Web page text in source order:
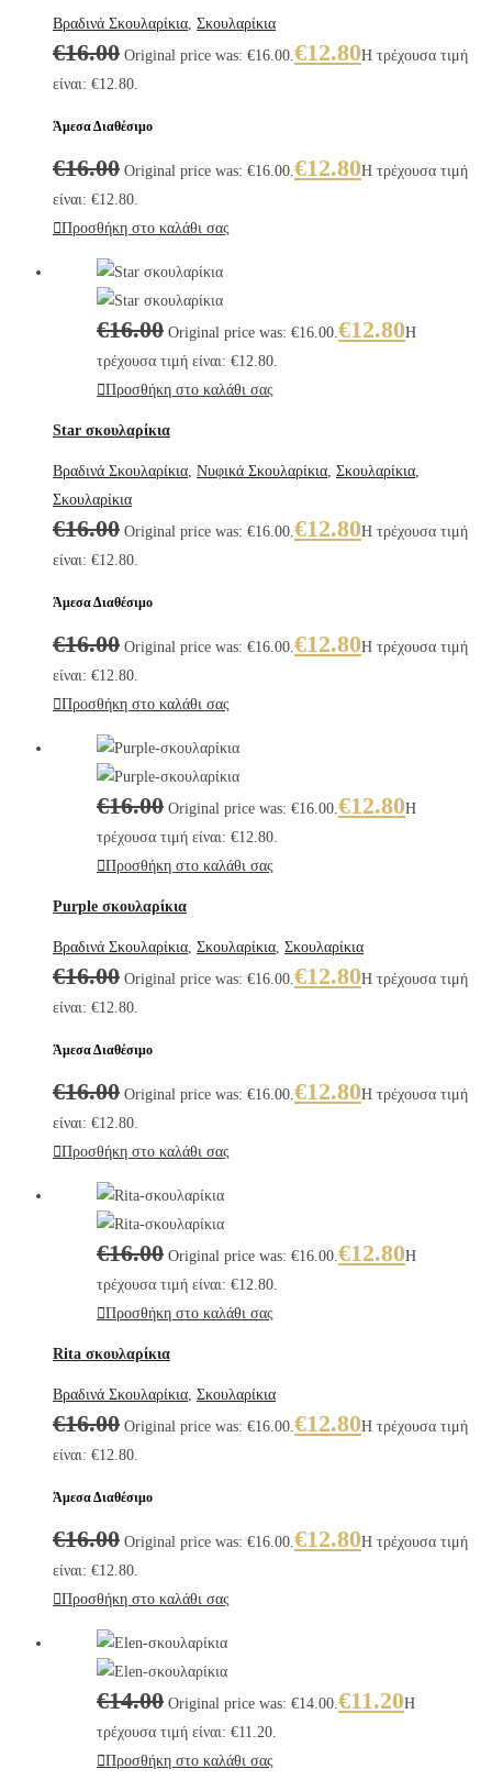
Βραδινά Σκουλαρίκια, Σκουλαρίκια
€16.00 Original price was: €16.00.€12.80Η τρέχουσα τιμή
είναι: €12.80.
Άμεσα Διαθέσιμο
€16.00 Original price was: €16.00.€12.80Η τρέχουσα τιμή
είναι: €12.80.
Προσθήκη στο καλάθι σας
€16.00 Original price was: €16.00.€12.80Η
τρέχουσα τιμή είναι: €12.80.
Προσθήκη στο καλάθι σας
Star σκουλαρίκια
Βραδινά Σκουλαρίκια, Νυφικά Σκουλαρίκια, Σκουλαρίκια,
Σκουλαρίκια
€16.00 Original price was: €16.00.€12.80Η τρέχουσα τιμή
είναι: €12.80.
Άμεσα Διαθέσιμο
€16.00 Original price was: €16.00.€12.80Η τρέχουσα τιμή
είναι: €12.80.
Προσθήκη στο καλάθι σας
€16.00 Original price was: €16.00.€12.80Η
τρέχουσα τιμή είναι: €12.80.
Προσθήκη στο καλάθι σας
Purple σκουλαρίκια
Βραδινά Σκουλαρίκια, Σκουλαρίκια, Σκουλαρίκια
€16.00 Original price was: €16.00.€12.80Η τρέχουσα τιμή
είναι: €12.80.
Άμεσα Διαθέσιμο
€16.00 Original price was: €16.00.€12.80Η τρέχουσα τιμή
είναι: €12.80.
Προσθήκη στο καλάθι σας
€16.00 Original price was: €16.00.€12.80Η
τρέχουσα τιμή είναι: €12.80.
Προσθήκη στο καλάθι σας
Rita σκουλαρίκια
Βραδινά Σκουλαρίκια, Σκουλαρίκια
€16.00 Original price was: €16.00.€12.80Η τρέχουσα τιμή
είναι: €12.80.
Άμεσα Διαθέσιμο
€16.00 Original price was: €16.00.€12.80Η τρέχουσα τιμή
είναι: €12.80.
Προσθήκη στο καλάθι σας
€14.00 Original price was: €14.00.€11.20Η
τρέχουσα τιμή είναι: €11.20.
Προσθήκη στο καλάθι σας